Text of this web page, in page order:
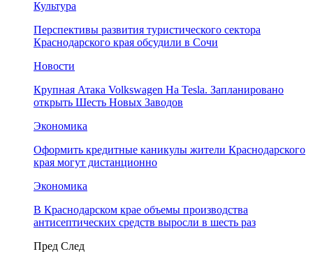
Культура
Перспективы развития туристического сектора
Краснодарского края обсудили в Сочи
Новости
Крупная Атака Volkswagen На Tesla. Запланировано
открыть Шесть Новых Заводов
Экономика
Оформить кредитные каникулы жители Краснодарского
края могут дистанционно
Экономика
В Краснодарском крае объемы производства
антисептических средств выросли в шесть раз
Пред След